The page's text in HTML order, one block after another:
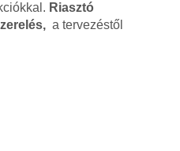
Riasztó
a tervezéstől